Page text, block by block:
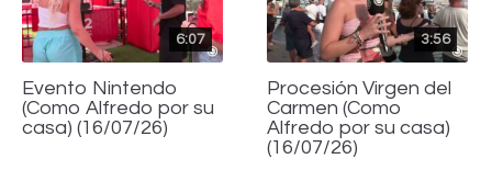
6:07
Evento Nintendo
(Como Alfredo por su
casa) (16/07/26)
3:56
Procesión Virgen del
Carmen (Como
Alfredo por su casa)
(16/07/26)